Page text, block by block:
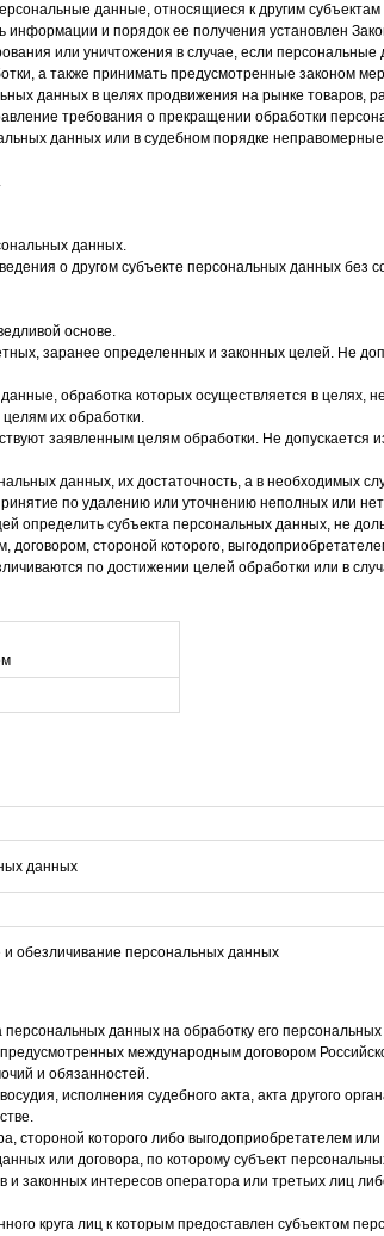
данные, относящиеся к другим
и порядок ее получения установлен
или уничтожения в случае, если
а также принимать предусмотренные законом
данных в целях продвижения на рынке товаров,
требования о прекращении обработки
данных или в судебном порядке
данных.
о другом субъекте персональных данных без
основе.
заранее определенных и законных целей. Не
обработка которых осуществляется в целях,
их обработки.
заявленным целям обработки. Не
данных, их достаточность, а в необходимых
по удалению или уточнению неполных или
субъекта персональных данных, не
стороной которого,
по достижении целей обработки или в
данных
обезличивание персональных данных
данных на обработку его
международным договором
и обязанностей.
исполнения судебного акта, акта другого
которого либо выгодоприобретателем
или договора, по которому субъект
законных интересов оператора или третьих лиц
круга лиц к которым предоставлен субъектом